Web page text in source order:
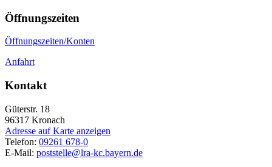
Öffnungszeiten
Öffnungszeiten/Konten
Anfahrt
Kontakt
Güterstr. 18
96317 Kronach
Adresse auf Karte anzeigen
Telefon: 09261 678-0
E-Mail: poststelle@lra-kc.bayern.de